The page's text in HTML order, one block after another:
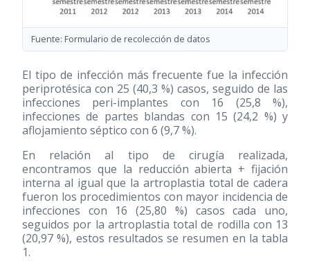
Fuente: Formulario de recolección de datos
El tipo de infección más frecuente fue la infección
periprotésica con 25 (40,3 %) casos, seguido de las
infecciones peri-implantes con 16 (25,8 %),
infecciones de partes blandas con 15 (24,2 %) y
aflojamiento séptico con 6 (9,7 %).
En relación al tipo de cirugía realizada,
encontramos que la reducción abierta + fijación
interna al igual que la artroplastia total de cadera
fueron los procedimientos con mayor incidencia de
infecciones con 16 (25,80 %) casos cada uno,
seguidos por la artroplastia total de rodilla con 13
(20,97 %), estos resultados se resumen en la tabla
1.